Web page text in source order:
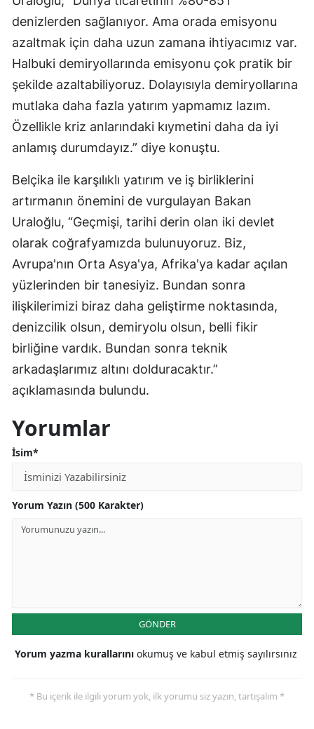
denizlerden sağlanıyor. Ama orada emisyonu
azaltmak için daha uzun zamana ihtiyacımız var.
Halbuki demiryollarında emisyonu çok pratik bir
şekilde azaltabiliyoruz. Dolayısıyla demiryollarına
mutlaka daha fazla yatırım yapmamız lazım.
Özellikle kriz anlarındaki kıymetini daha da iyi
anlamış durumdayız.” diye konuştu.
Belçika ile karşılıklı yatırım ve iş birliklerini
artırmanın önemini de vurgulayan Bakan
Uraloğlu, “Geçmişi, tarihi derin olan iki devlet
olarak coğrafyamızda bulunuyoruz. Biz,
Avrupa'nın Orta Asya'ya, Afrika'ya kadar açılan
yüzlerinden bir tanesiyiz. Bundan sonra
ilişkilerimizi biraz daha geliştirme noktasında,
denizcilik olsun, demiryolu olsun, belli fikir
birliğine vardık. Bundan sonra teknik
arkadaşlarımız altını dolduracaktır.”
açıklamasında bulundu.
Yorumlar
İsim*
Yorum Yazın (500 Karakter)
GÖNDER
Yorum yazma kurallarını okumuş ve kabul etmiş sayılırsınız
* Bu içerik ile ilgili yorum yok, ilk yorumu siz yazın, tartışalım *